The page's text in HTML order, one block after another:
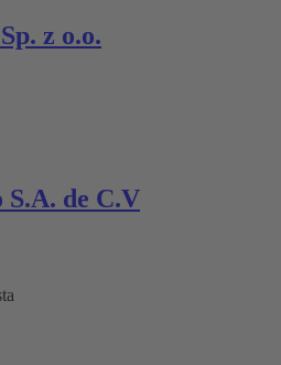
z o.o.
S.A. de C.V